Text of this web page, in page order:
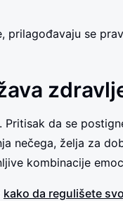
prilagođavaju se
da se
nečega, želja za
kombinacije
kako da regulišete